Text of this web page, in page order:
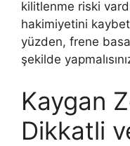
kilitlenme riski
hakimiyetini
yüzden, frene
şekilde
Kaygan
Dikkatli